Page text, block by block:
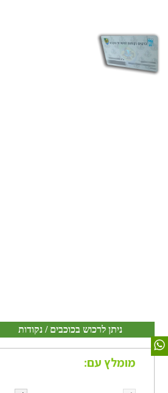
ניתן לרכוש בכוכבים / נקודות
מומלץ עם: